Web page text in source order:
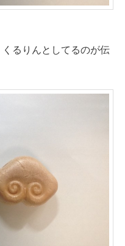
るりんとしてるのが伝